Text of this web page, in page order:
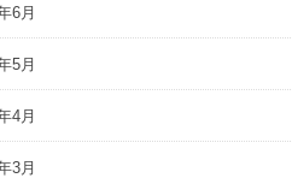
6月
5月
4月
3月